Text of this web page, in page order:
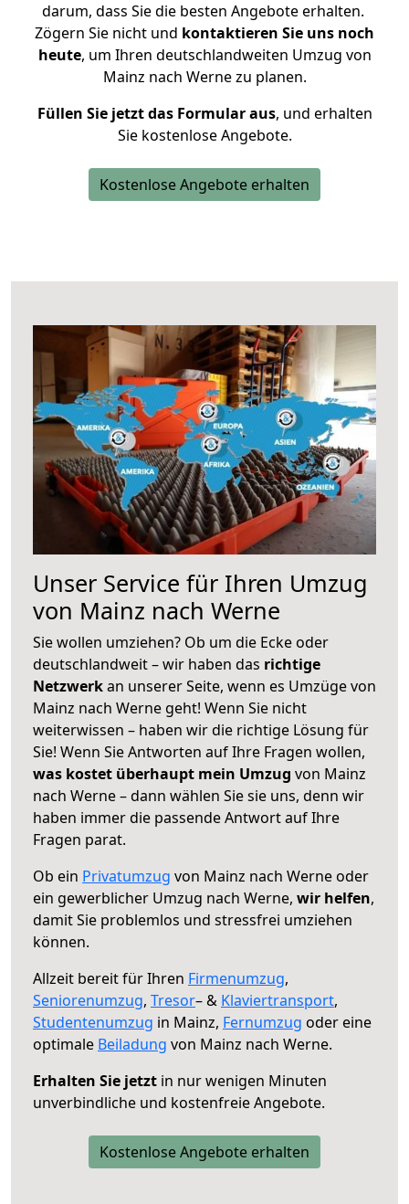
darum, dass Sie die besten Angebote erhalten.
Zögern Sie nicht und kontaktieren Sie uns noch
heute, um Ihren deutschlandweiten Umzug von
Mainz nach Werne zu planen.
Füllen Sie jetzt das Formular aus, und erhalten
Sie kostenlose Angebote.
Kostenlose Angebote erhalten
Unser Service für Ihren Umzug
von Mainz nach Werne
Sie wollen umziehen? Ob um die Ecke oder
deutschlandweit – wir haben das richtige
Netzwerkan unserer Seite, wenn es Umzüge von
Mainz nach Werne geht! Wenn Sie nicht
weiterwissen – haben wir die richtige Lösung für
Sie! Wenn Sie Antworten auf Ihre Fragen wollen,
was kostet überhaupt mein Umzug von Mainz
nach Werne – dann wählen Sie sie uns, denn wir
haben immer die passende Antwort auf Ihre
Fragen parat.
Ob ein Privatumzug von Mainz nach Werne oder
ein gewerblicher Umzug nach Werne, wir helfen,
damit Sie problemlos und stressfrei umziehen
können.
Allzeit bereit für Ihren Firmenumzug,
Seniorenumzug, Tresor– & Klaviertransport,
Studentenumzug in Mainz, Fernumzug oder eine
optimale Beiladung von Mainz nach Werne.
Erhalten Sie jetzt in nur wenigen Minuten
unverbindliche und kostenfreie Angebote.
Kostenlose Angebote erhalten